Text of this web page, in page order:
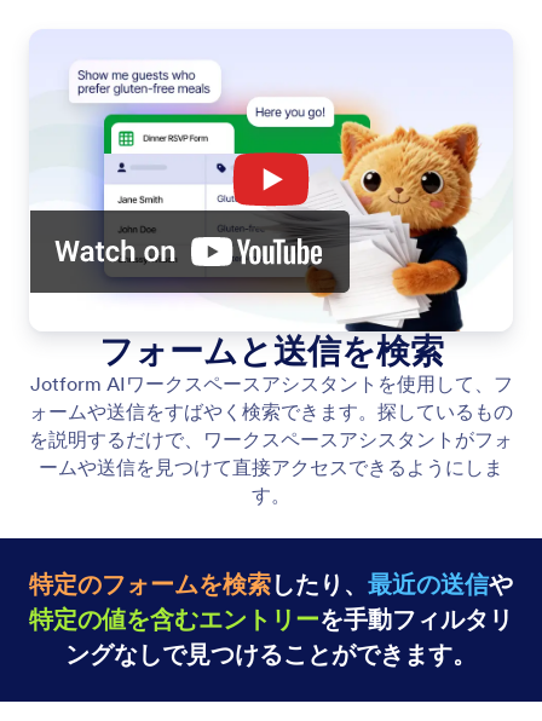
フォームと送信を検索
Jotform AIワークスペースアシスタントを使用して、フ
ォームや送信をすばやく検索できます。探しているもの
を説明するだけで、ワークスペースアシスタントがフォ
ームや送信を見つけて直接アクセスできるようにしま
す。
特定のフォームを検索したり、 最近の送信や
特定の値を含むエントリーを手動フィルタリ
ングなしで見つけることができます。